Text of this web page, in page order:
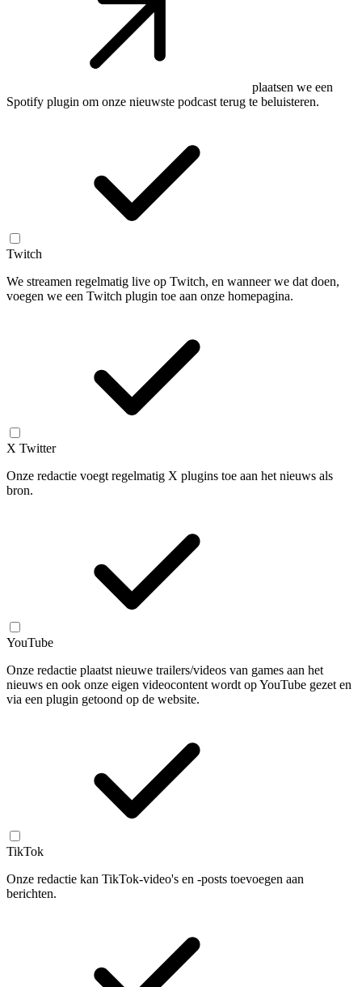
plaatsen we een
Spotify plugin om onze nieuwste podcast terug te beluisteren.
Twitch
We streamen regelmatig live op Twitch, en wanneer we dat doen,
voegen we een Twitch plugin toe aan onze homepagina.
X Twitter
Onze redactie voegt regelmatig X plugins toe aan het nieuws als
bron.
YouTube
Onze redactie plaatst nieuwe trailers/videos van games aan het
nieuws en ook onze eigen videocontent wordt op YouTube gezet en
via een plugin getoond op de website.
TikTok
Onze redactie kan TikTok-video's en -posts toevoegen aan
berichten.